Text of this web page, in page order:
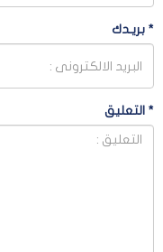
* بريـدك
* التعليق